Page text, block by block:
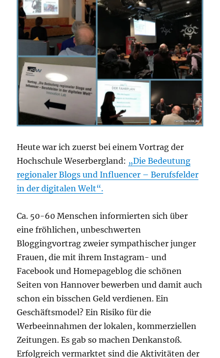
Heute war ich zuerst bei einem Vortrag der
Hochschule Weserbergland: „Die Bedeutung
regionaler Blogs und Influencer – Berufsfelder
in der digitalen Welt“.
Ca. 50-60 Menschen informierten sich über
eine fröhlichen, unbeschwerten
Bloggingvortrag zweier sympathischer junger
Frauen, die mit ihrem Instagram- und
Facebook und Homepageblog die schönen
Seiten von Hannover bewerben und damit auch
schon ein bisschen Geld verdienen. Ein
Geschäftsmodel? Ein Risiko für die
Werbeeinnahmen der lokalen, kommerziellen
Zeitungen. Es gab so machen Denkanstoß.
Erfolgreich vermarktet sind die Aktivitäten der